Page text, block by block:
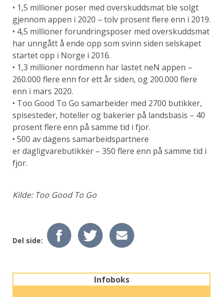
• 1,5 millioner poser med overskuddsmat ble solgt
gjennom appen i 2020 – tolv prosent flere enn i 2019.
• 4,5 millioner forundringsposer med overskuddsmat
har unngått å ende opp som svinn siden selskapet
startet opp i Norge i 2016.
• 1,3 millioner nordmenn har lastet neN appen –
260.000 flere enn for ett år siden, og 200.000 flere
enn i mars 2020.
• Too Good To Go samarbeider med 2700 butikker,
spisesteder, hoteller og bakerier på landsbasis – 40
prosent flere enn på samme tid i fjor.
• 500 av dagens samarbeidspartnere
er dagligvarebutikker – 350 flere enn på samme tid i
fjor.
Kilde: Too Good To Go
Del side:
Infoboks